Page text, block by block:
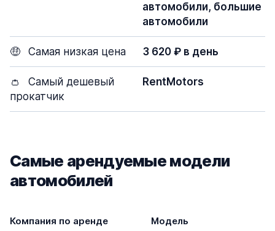
автомобили, большие
автомобили
🤑 Самая низкая цена 3 620 ₽ в день
👛
Самый дешевый
прокатчик
RentMotors
Самые арендуемые модели
автомобилей
Компания по аренде Модель